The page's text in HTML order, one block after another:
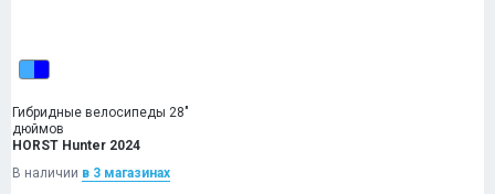
Гибридные велосипеды 28"
дюймов
HORST Hunter 2024
В наличии в 3 магазинах